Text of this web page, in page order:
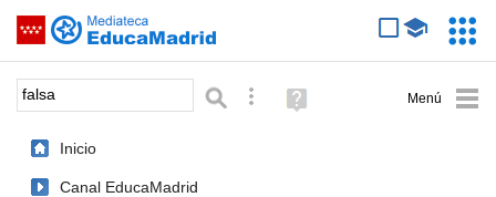
Saltar navegación
Palabra o frase: Búsqueda avanzada
Ayuda
(en
Inicio
Canal EducaMadrid